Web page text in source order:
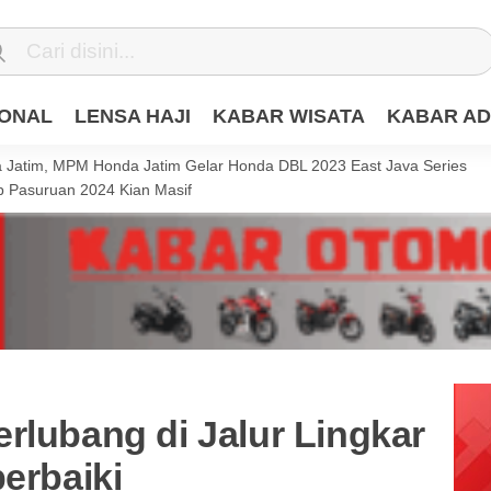
LENSA HAJI KABAR WISATA KABAR
MPM Honda Jatim Gelar Honda DBL 2023 East Java Series
Pasuruan 2024 Kian Masif
di Jalur Lingkar